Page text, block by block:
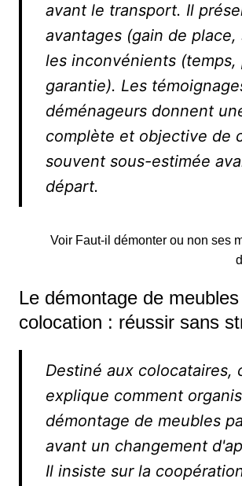
avant le transport. Il
avantages (gain de
les inconvénients (temps,
garantie). Les
déménageurs donnent
complète et objective de
souvent sous-estimée
départ.
Voir Faut-il démonter ou non ses
Le démontage de
colocation : réussir sans
Destiné aux colocataires,
explique comment
démontage de meubles
avant un changement
Il insiste sur la